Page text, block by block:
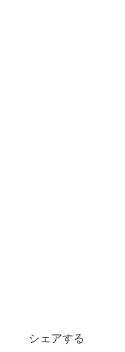
シェアする